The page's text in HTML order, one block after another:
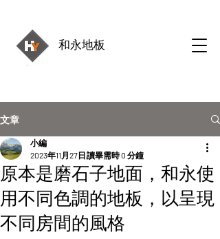
和永地板
文章
原本是磨石子地面，和永使
用不同色調的地板，以呈現
不同房間的風格
小編
2023年11月27日讀畢需時 0 分鐘